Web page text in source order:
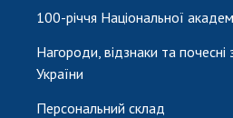
100-річчя Національної
Нагороди, відзнаки та
України
Персональний склад